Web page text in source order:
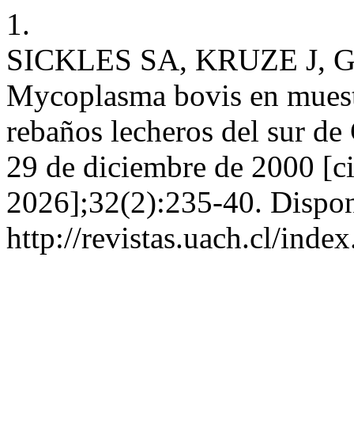
1.
SICKLES SA, KRUZE J,
Mycoplasma bovis en
rebaños lecheros del sur
29 de diciembre de 2000
2026];32(2):235-40.
http://revistas.uach.cl/